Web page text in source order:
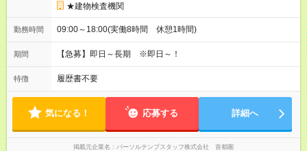
★建物検査機関
勤務時間 09:00～18:00(実働8時間 休憩1時間)
期間 【急募】即日～長期 ※即日～！
特徴 履歴書不要
気になる！ 応募する 詳細へ
掲載元企業名 パーソルテンプスタッフ株式会社 首都圏